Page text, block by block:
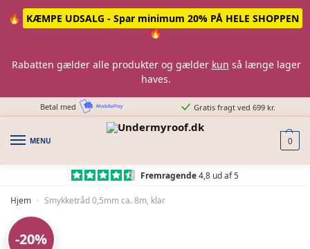
🔥
KÆMPE UDSALG - Spar minimum 20% PÅ HELE SHOPPEN
🔥
Rabatten gælder alle produkter og gælder kun så længe lager
haves.
Betal med Gratis fragt ved 699 kr.
MENU 0
Fremragende4,8 ud af 5
Hjem » Smykketråd 0,5mm ca. 8m, klar
-20%